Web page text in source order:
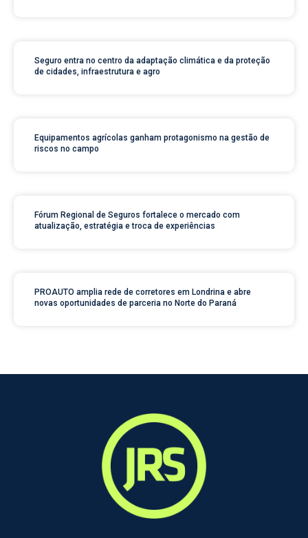
Seguro entra no centro da adaptação climática e da proteção
de cidades, infraestrutura e agro
Equipamentos agrícolas ganham protagonismo na gestão de
riscos no campo
Fórum Regional de Seguros fortalece o mercado com
atualização, estratégia e troca de experiências
PROAUTO amplia rede de corretores em Londrina e abre
novas oportunidades de parceria no Norte do Paraná